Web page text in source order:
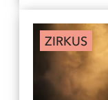
ZIRKUS